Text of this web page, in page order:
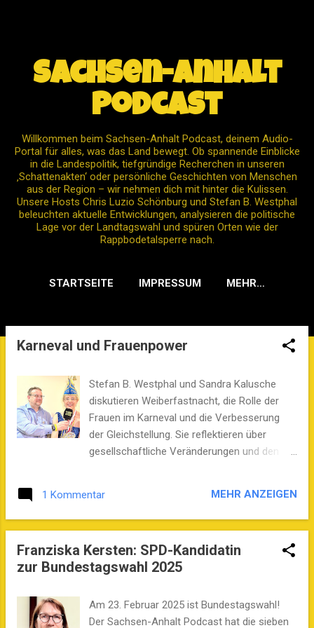
Sachsen-Anhalt
Podcast
Willkommen beim Sachsen-Anhalt Podcast, deinem Audio-
Portal für alles, was das Land bewegt. Ob spannende Einblicke
in die Landespolitik, tiefgründige Recherchen in unseren
‚Schattenakten‘ oder persönliche Geschichten von Menschen
aus der Region – wir nehmen dich mit hinter die Kulissen.
Unsere Hosts Chris Luzio Schönburg und Stefan B. Westphal
beleuchten aktuelle Entwicklungen, analysieren die politische
Lage vor der Landtagswahl und spüren Orten wie der
Rappbodetalsperre nach.
STARTSEITE IMPRESSUM MEHR…
Karneval und Frauenpower
Stefan B. Westphal und Sandra Kalusche
diskutieren Weiberfastnacht, die Rolle der
Frauen im Karneval und die Verbesserung
der Gleichstellung. Sie reflektieren über
gesellschaftliche Veränderungen und den
spricht Gastgeber Stefan B. Westphal mit
Sandra Kalusche. Sie ist die Präsidentin des
über die Weiberfastnacht, die
Herausforderungen und Freuden der
Karneval. Sandra erzählt von ihren positiven
Eindrücken und betont, wie wichtig die
1 Kommentar MEHR ANZEIGEN
Franziska Kersten: SPD-Kandidatin
zur Bundestagswahl 2025
Am 23. Februar 2025 ist Bundestagswahl!
Der Sachsen-Anhalt Podcast hat die sieben